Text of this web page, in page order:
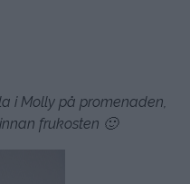
i Molly på promenaden,
frukosten 🙂